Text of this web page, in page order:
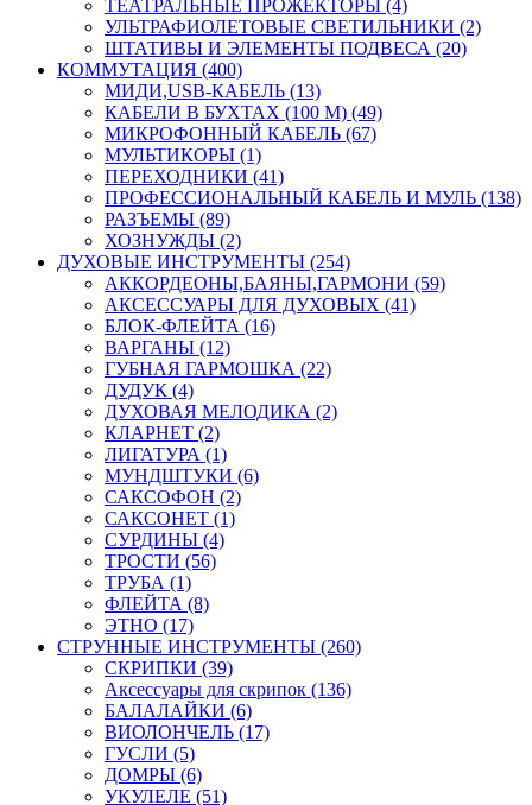
ТЕАТРАЛЬНЫЕ ПРОЖЕКТОРЫ (4)
УЛЬТРАФИОЛЕТОВЫЕ СВЕТИЛЬНИКИ (2)
ШТАТИВЫ И ЭЛЕМЕНТЫ ПОДВЕСА (20)
КОММУТАЦИЯ (400)
МИДИ,USB-КАБЕЛЬ (13)
КАБЕЛИ В БУХТАХ (100 М) (49)
МИКРОФОННЫЙ КАБЕЛЬ (67)
МУЛЬТИКОРЫ (1)
ПЕРЕХОДНИКИ (41)
ПРОФЕССИОНАЛЬНЫЙ КАБЕЛЬ И МУЛЬ (138)
РАЗЪЕМЫ (89)
ХОЗНУЖДЫ (2)
ДУХОВЫЕ ИНСТРУМЕНТЫ (254)
АККОРДЕОНЫ,БАЯНЫ,ГАРМОНИ (59)
АКСЕССУАРЫ ДЛЯ ДУХОВЫХ (41)
БЛОК-ФЛЕЙТА (16)
ВАРГАНЫ (12)
ГУБНАЯ ГАРМОШКА (22)
ДУДУК (4)
ДУХОВАЯ МЕЛОДИКА (2)
КЛАРНЕТ (2)
ЛИГАТУРА (1)
МУНДШТУКИ (6)
САКСОФОН (2)
САКСОНЕТ (1)
СУРДИНЫ (4)
ТРОСТИ (56)
ТРУБА (1)
ФЛЕЙТА (8)
ЭТНО (17)
СТРУННЫЕ ИНСТРУМЕНТЫ (260)
СКРИПКИ (39)
Аксессуары для скрипок (136)
БАЛАЛАЙКИ (6)
ВИОЛОНЧЕЛЬ (17)
ГУСЛИ (5)
ДОМРЫ (6)
УКУЛЕЛЕ (51)